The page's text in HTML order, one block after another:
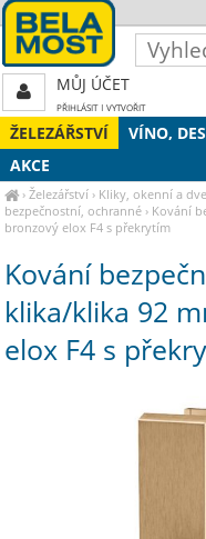
ŽELEZÁŘSTVÍ VÍNO,
AKCE
›Železářství › Kliky, okenní a
bezpečnostní, ochranné › Kování
bronzový elox F4 s překrytím
Kování
klika/klika 92
elox F4 s
MŮJ ÚČET
PŘIHLÁSIT| VYTVOŘIT